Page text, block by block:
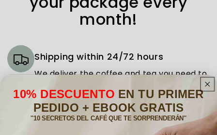
month!
Shipping within 24/72 hours
We deliver the coffee and tea you need to
Subscribe
Choose the subscription plan that best
10% DESCUENTO EN TU PRIMER
PEDIDO + EBOOK GRATIS
''10 SECRETOS DEL CAFÉ QUE TE SORPRENDERÁN''